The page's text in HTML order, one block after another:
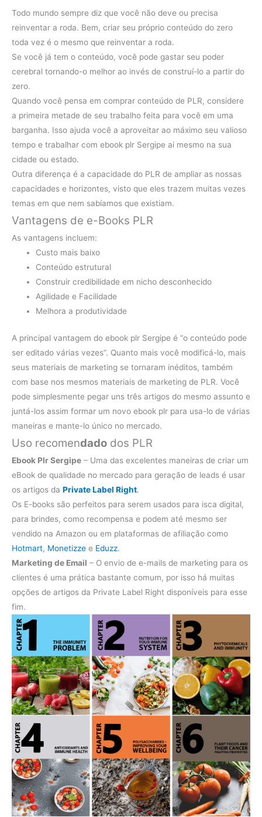
Todo mundo sempre diz que você não deve ou precisa
reinventar a roda. Bem, criar seu próprio conteúdo do zero
toda vez é o mesmo que reinventar a roda.
Se você já tem o conteúdo, você pode gastar seu poder
cerebral tornando-o melhor ao invés de construí-lo a partir do
zero.
Quando você pensa em comprar conteúdo de PLR, considere
a primeira metade de seu trabalho feita para você em uma
barganha. Isso ajuda você a aproveitar ao máximo seu valioso
tempo e trabalhar com ebook plr Sergipe ai mesmo na sua
cidade ou estado.
Outra diferença é a capacidade do PLR de ampliar as nossas
capacidades e horizontes, visto que eles trazem muitas vezes
temas em que nem sabíamos que existiam.
Vantagens de e-Books PLR
As vantagens incluem:
Custo mais baixo
Conteúdo estrutural
Construir credibilidade em nicho desconhecido
Agilidade e Facilidade
Melhora a produtividade
A principal vantagem do ebook plr Sergipe é “o conteúdo pode
ser editado várias vezes”. Quanto mais você modificá-lo, mais
seus materiais de marketing se tornaram inéditos, também
com base nos mesmos materiais de marketing de PLR. Você
pode simplesmente pegar uns três artigos do mesmo assunto e
juntá-los assim formar um novo ebook plr para usa-lo de várias
maneiras e mante-lo único no mercado.
Uso recomendado dos PLR
Ebook Plr Sergipe – Uma das excelentes maneiras de criar um
eBook de qualidade no mercado para geração de leads é usar
os artigos da Private Label Right.
Os E-books são perfeitos para serem usados para isca digital,
para brindes, como recompensa e podem até mesmo ser
vendido na Amazon ou em plataformas de afiliação como
Hotmart, Monetizze e Eduzz.
Marketing de Email – O envio de e-mails de marketing para os
clientes é uma prática bastante comum, por isso há muitas
opções de artigos da Private Label Right disponíveis para esse
fim.